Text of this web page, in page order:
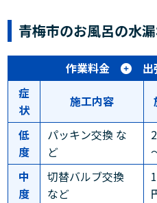
青梅市のお風呂の水
作業料金 出
症
状
施工内容
低
度
パッキン交換 な
ど
中
度
切替バルブ交換
など